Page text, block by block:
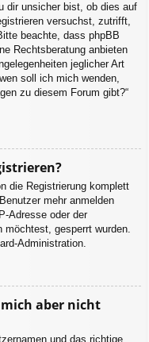
dir unsicher bist, ob dies auf
versuchst, zutrifft,
beachte, dass phpBB
Rechtsberatung anbieten
jeglicher Art
soll ich mich wenden,
zu diesem Forum gibt?“
die Registrierung komplett
mehr anmelden
Adresse oder der
möchtest, gesperrt wurden.
Administration.
aber nicht
und das richtige